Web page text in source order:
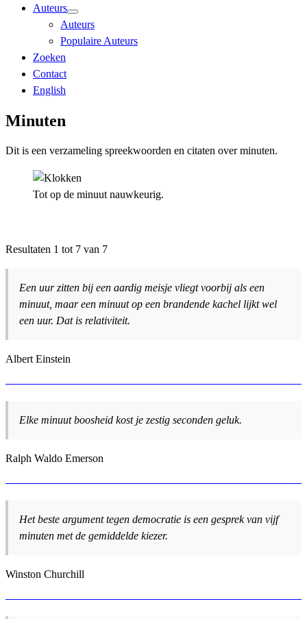
Auteurs
Auteurs
Populaire Auteurs
Zoeken
Contact
English
Minuten
Dit is een verzameling spreekwoorden en citaten over minuten.
Tot op de minuut nauwkeurig.
Resultaten 1 tot 7 van 7
Een uur zitten bij een aardig meisje vliegt voorbij als een
minuut, maar een minuut op een brandende kachel lijkt wel
een uur. Dat is relativiteit.
Albert Einstein
Elke minuut boosheid kost je zestig seconden geluk.
Ralph Waldo Emerson
Het beste argument tegen democratie is een gesprek van vijf
minuten met de gemiddelde kiezer.
Winston Churchill